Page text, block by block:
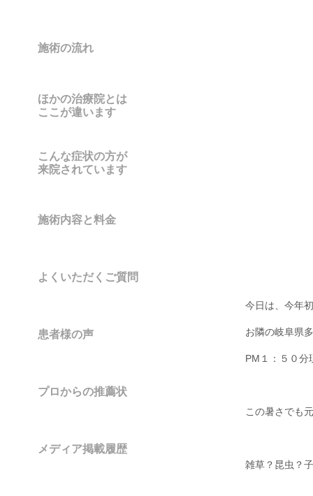
今日は、今年
お隣の岐阜県
PM１：５０分
この暑さでも
雑草？昆虫？
施術の流れ
ほかの治療院とは
ここが違います
こんな症状の方が
来院されています
施術内容と料金
よくいただくご質問
患者様の声
プロからの推薦状
メディア掲載履歴